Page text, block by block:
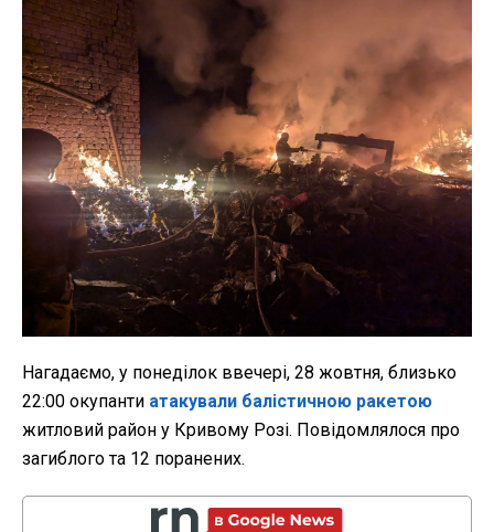
Нагадаємо, у понеділок ввечері, 28 жовтня, близько
22:00 окупанти атакували балістичною ракетою
житловий район у Кривому Розі. Повідомлялося про
загиблого та 12 поранених.